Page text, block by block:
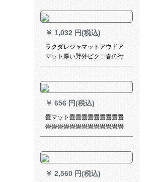
￥ 1,032 円(税込)
ラクダレジャマットアウドア
マット厚い野外ピクニ春の行
楽芝生マット携帯レジカ布野
￥ 656 円(税込)
畳マット畳畳畳畳畳畳畳畳畳
畳畳畳畳畳畳畳畳畳畳畳畳畳
畳畳畳畳畳畳畳畳畳畳畳畳畳
畳の空間に敷いて、寝具が怠
惰な人のベッドルームの寮夏
オーディ昼休みに寝ます。薄
￥ 2,560 円(税込)